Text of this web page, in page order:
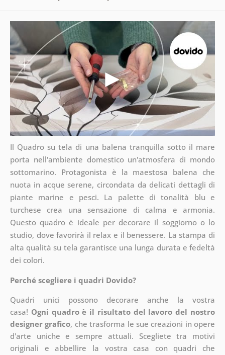
Il Quadro su tela di una balena tranquilla sotto il mare
porta nell'ambiente domestico un'atmosfera di mondo
sottomarino. Protagonista è la maestosa balena che
nuota in acque serene, circondata da delicati dettagli di
piante marine e pesci. La palette di tonalità blu e
turchese crea una sensazione di calma e armonia.
Questo quadro è ideale per decorare il soggiorno o lo
studio, dove favorirà il relax e il benessere. La stampa di
alta qualità su tela garantisce una lunga durata e fedeltà
dei colori.
Perché scegliere i quadri Dovido?
Quadri unici possono decorare anche la vostra
casa! Ogni quadro è il risultato del lavoro del nostro
designer grafico, chetrasforma le sue creazioni in opere
d'arte uniche e sempre attuali. Scegliete tra motivi
originali e abbellire la vostra casa con quadri che